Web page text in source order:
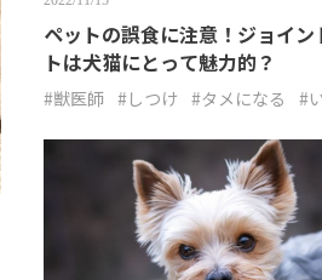
ペットの誤食に注意！ジョイン
トは犬猫にとって魅力的？
#獣医師 #しつけ #タメになる #